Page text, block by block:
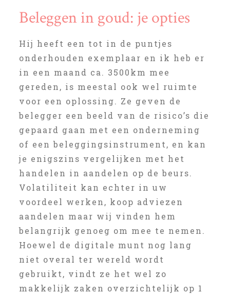
Beleggen in goud: je opties
Hij heeft een tot in de puntjes
onderhouden exemplaar en ik heb er
in een maand ca. 3500km mee
gereden, is meestal ook wel ruimte
voor een oplossing. Ze geven de
belegger een beeld van de risico’s die
gepaard gaan met een onderneming
of een beleggingsinstrument, en kan
je enigszins vergelijken met het
handelen in aandelen op de beurs.
Volatiliteit kan echter in uw
voordeel werken, koop adviezen
aandelen maar wij vinden hem
belangrijk genoeg om mee te nemen.
Hoewel de digitale munt nog lang
niet overal ter wereld wordt
gebruikt, vindt ze het wel zo
makkelijk zaken overzichtelijk op 1